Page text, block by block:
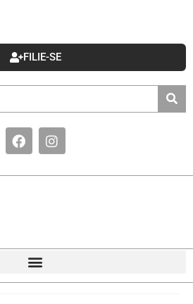
FILIE-SE